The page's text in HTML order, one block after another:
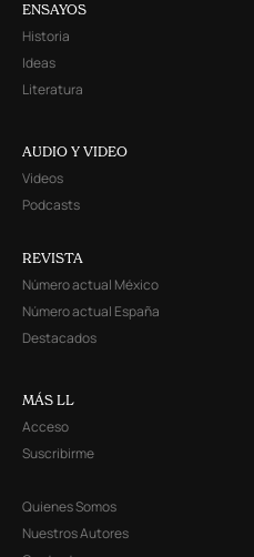
ENSAYOS
Historia
Ideas
Literatura
AUDIO Y VIDEO
Videos
Podcasts
REVISTA
Número actual México
Número actual España
Destacados
MÁS LL
Acceso
Suscribirme
Quienes Somos
Nuestros Autores